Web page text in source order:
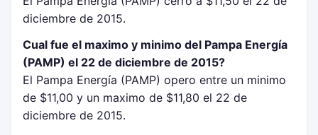
diciembre de 2015.
Cual fue el maximo y minimo del Pampa Energía
(PAMP) el 22 de diciembre de 2015?
El Pampa Energía (PAMP) opero entre un minimo
de $11,00 y un maximo de $11,80 el 22 de
diciembre de 2015.